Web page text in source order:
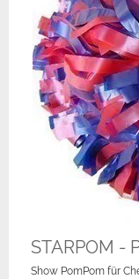
STARPOM -
Show PomPom für